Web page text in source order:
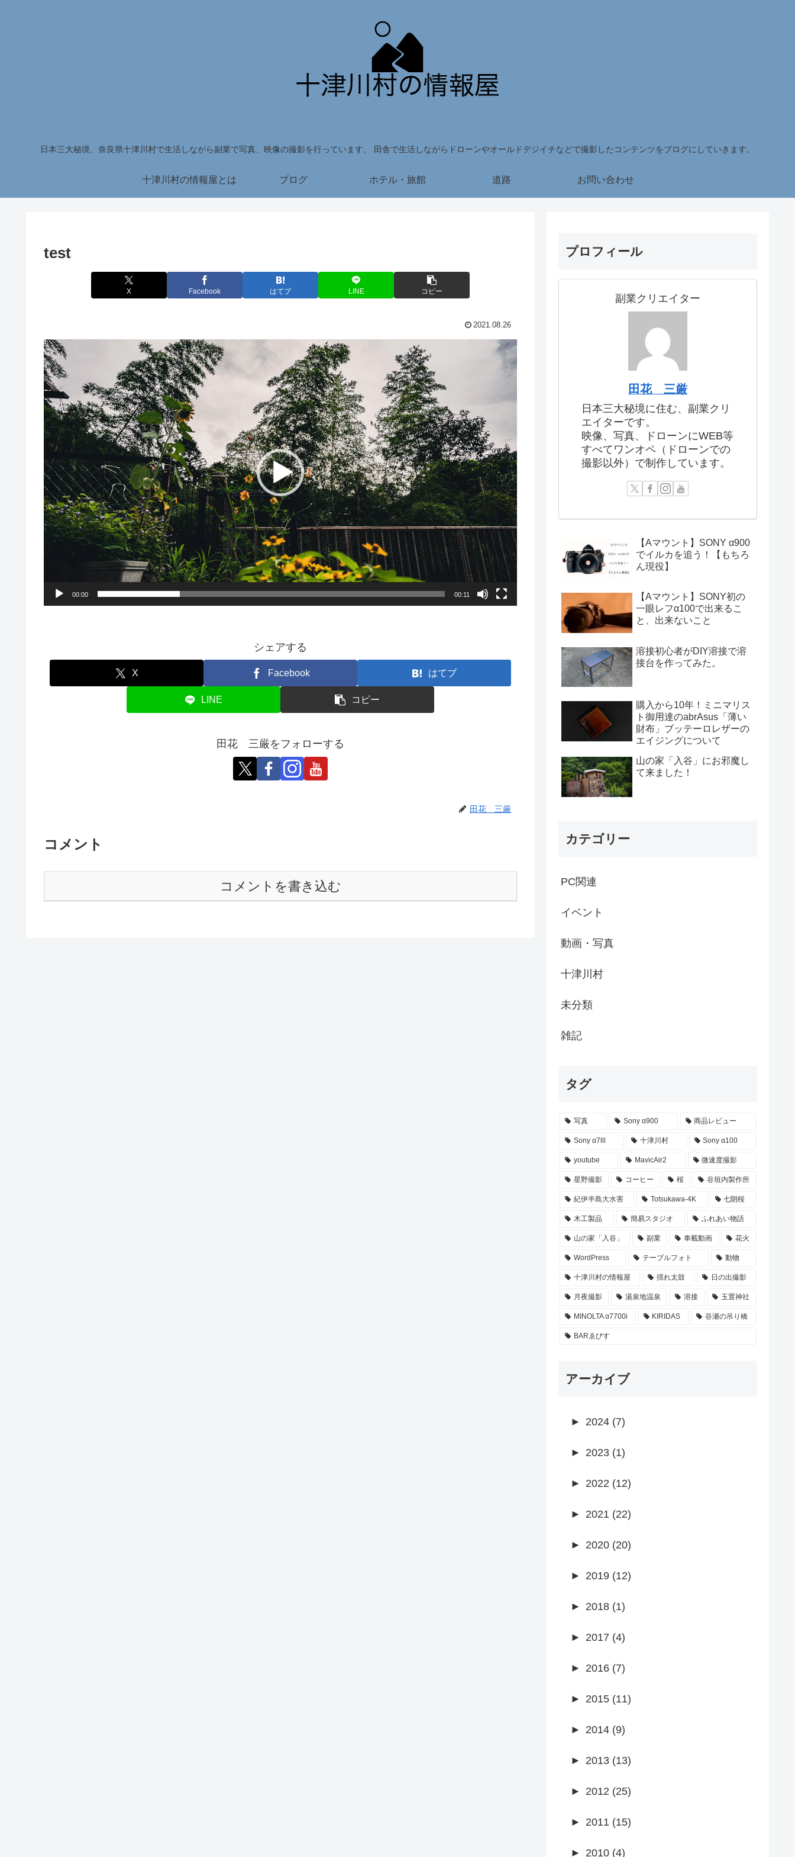
日本三大秘境、奈良県十津川村で生活しながら副業で写真、映像の撮影を行っています。 田舎で生活しながらドローンやオールドデジイチなどで撮影したコンテンツをブログにしていきます。
十津川村の情報屋とは ブログ ホテル・旅館 道路 お問い合わせ
test
X Facebook はてブ LINE コピー
2021.08.26
動
画
プ
レ
ー
ヤ
ー
00:00 00:11
シェアする
X Facebook はてブ
LINE コピー
田花 三厳をフォローする
田花 三厳
コメント
コメントを書き込む
プロフィール
副業クリエイター
田花 三厳
日本三大秘境に住む、副業クリ
エイターです。
映像、写真、ドローンにWEB等
すべてワンオペ（ドローンでの
撮影以外）で制作しています。
【Aマウント】SONY α900
でイルカを追う！【もちろ
ん現役】
【Aマウント】SONY初の
一眼レフα100で出来るこ
と、出来ないこと
溶接初心者がDIY溶接で溶
接台を作ってみた。
購入から10年！ミニマリス
ト御用達のabrAsus「薄い
財布」ブッテーロレザーの
エイジングについて
山の家「入谷」にお邪魔し
て来ました！
カテゴリー
PC関連
イベント
動画・写真
十津川村
未分類
雑記
タグ
写真 Sony α900 商品レビュー
Sony α7lll 十津川村 Sony α100
youtube MavicAir2 微速度撮影
星野撮影 コーヒー 桜 谷垣内製作所
紀伊半島大水害 Totsukawa-4K 七朗桜
木工製品 簡易スタジオ ふれあい物語
山の家「入谷」 副業 車載動画 花火
WordPress テーブルフォト 動物
十津川村の情報屋 揺れ太鼓 日の出撮影
月夜撮影 湯泉地温泉 溶接 玉置神社
MINOLTA α7700i KIRIDAS 谷瀬の吊り橋
BARゑびす
アーカイブ
► 2024 (7)
► 2023 (1)
► 2022 (12)
► 2021 (22)
► 2020 (20)
► 2019 (12)
► 2018 (1)
► 2017 (4)
► 2016 (7)
► 2015 (11)
► 2014 (9)
► 2013 (13)
► 2012 (25)
► 2011 (15)
► 2010 (4)